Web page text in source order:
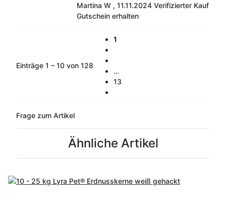
Martina W , 11.11.2024 Verifizierter Kauf
Gutschein erhalten
Einträge 1 – 10 von 128
1
…
13
Frage zum Artikel
Ähnliche Artikel